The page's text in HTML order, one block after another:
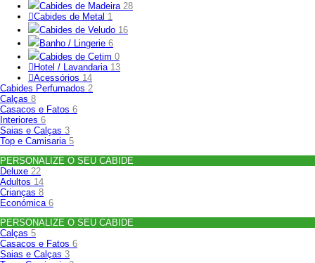
Cabides de Madeira 28
Cabides de Metal 1
Cabides de Veludo 16
Banho / Lingerie 6
Cabides de Cetim 0
Hotel / Lavandaria 13
Acessórios 14
Cabides Perfumados 2
Calças 8
Casacos e Fatos 6
Interiores 6
Saias e Calças 3
Top e Camisaria 5
PERSONALIZE O SEU CABIDE
Deluxe 22
Adultos 14
Crianças 8
Económica 6
PERSONALIZE O SEU CABIDE
Calças 5
Casacos e Fatos 6
Saias e Calças 3